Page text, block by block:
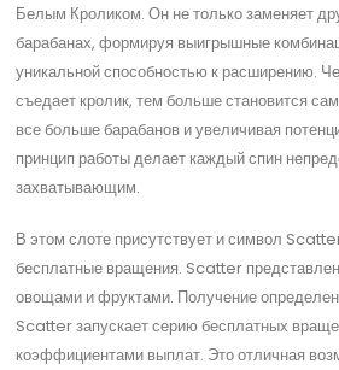
Белым Кроликом. Он не только заменяет
барабанах, формируя выигрышные
уникальной способностью к расширению.
съедает кролик, тем больше становится
все больше барабанов и увеличивая
принцип работы делает каждый спин
захватывающим.
В этом слоте присутствует и символ
бесплатные вращения. Scatter
овощами и фруктами. Получение
Scatter запускает серию бесплатных
коэффициентами выплат. Это отличная